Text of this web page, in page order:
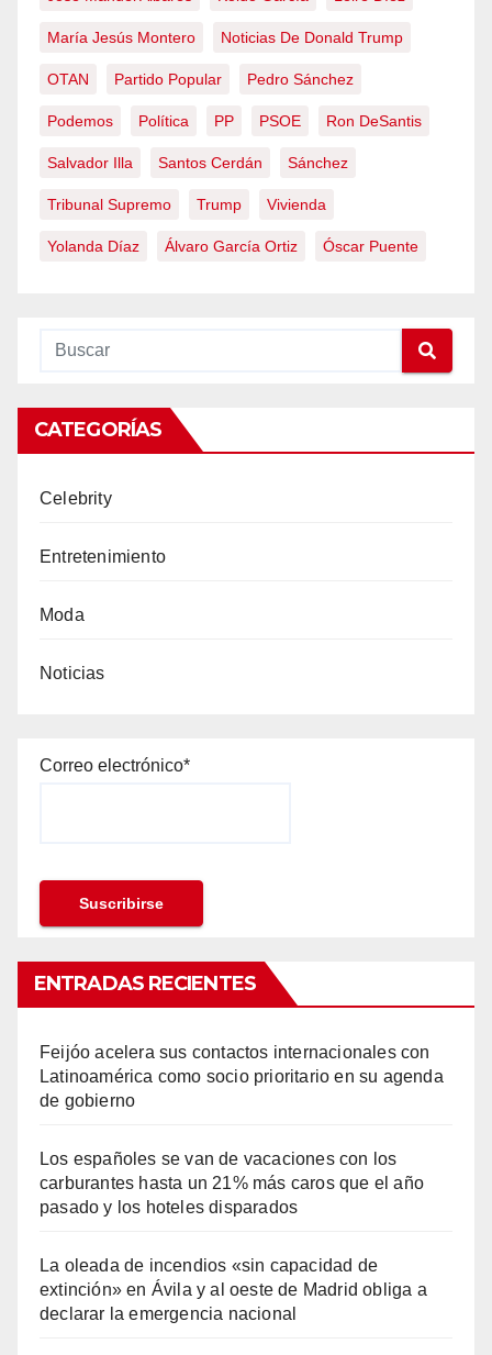
María Jesús Montero Noticias De Donald Trump
OTAN Partido Popular Pedro Sánchez
Podemos Política PP PSOE Ron DeSantis
Salvador Illa Santos Cerdán Sánchez
Tribunal Supremo Trump Vivienda
Yolanda Díaz Álvaro García Ortiz Óscar Puente
CATEGORÍAS
Celebrity
Entretenimiento
Moda
Noticias
Correo electrónico*
ENTRADAS RECIENTES
Feijóo acelera sus contactos internacionales con
Latinoamérica como socio prioritario en su agenda
de gobierno
Los españoles se van de vacaciones con los
carburantes hasta un 21% más caros que el año
pasado y los hoteles disparados
La oleada de incendios «sin capacidad de
extinción» en Ávila y al oeste de Madrid obliga a
declarar la emergencia nacional